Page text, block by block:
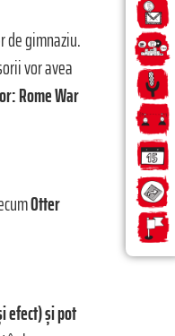
de gimnaziu.
vor avea
Rome War
Otter
efect) și pot